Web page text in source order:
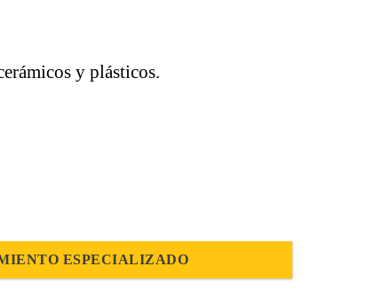
y plásticos.
ESPECIALIZADO